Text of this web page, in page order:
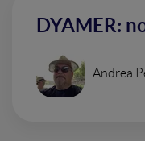
DYAMER:
Andrea